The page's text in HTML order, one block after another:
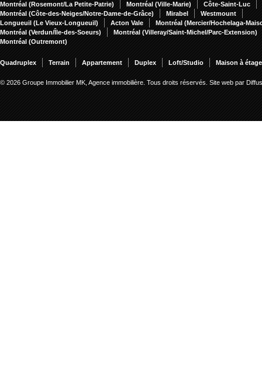
Montréal (Rosemont/La Petite-Patrie) Montréal (Ville-Marie)
Côte-Saint-Luc
Montréal (Côte-des-Neiges/Notre-Dame-de-Grâce)
Mirabel
Westmount
Longueuil (Le Vieux-Longueuil)
Acton Vale
Montréal (Mercier/Hochelaga-
Montréal (Verdun/Île-des-Soeurs)
Montréal (Villeray/Saint-Michel/Parc-Extension)
Montréal (Outremont)
Quadruplex Terrain Appartement Duplex Loft/Studio Maison à
© 2026 Groupe Immobilier MK, Agence immobilière. Tous droits réservés. Site web par